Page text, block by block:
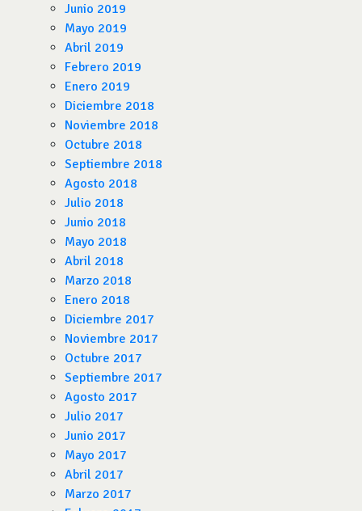
Junio 2019
Mayo 2019
Abril 2019
Febrero 2019
Enero 2019
Diciembre 2018
Noviembre 2018
Octubre 2018
Septiembre 2018
Agosto 2018
Julio 2018
Junio 2018
Mayo 2018
Abril 2018
Marzo 2018
Enero 2018
Diciembre 2017
Noviembre 2017
Octubre 2017
Septiembre 2017
Agosto 2017
Julio 2017
Junio 2017
Mayo 2017
Abril 2017
Marzo 2017